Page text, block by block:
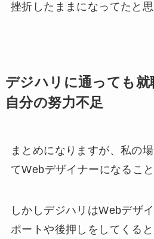
挫折したままになってたと思
デジハリに通っても
自分の努力不足
まとめになりますが、私の
てWebデザイナーになるこ
しかしデジハリはWebデザ
ポートや後押しをしてくる